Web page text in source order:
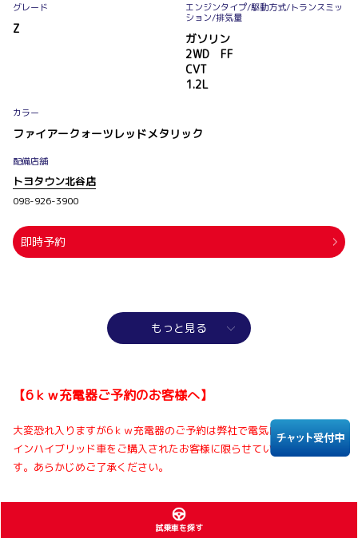
グレード
Z
エンジンタイプ/駆動方式/トランスミッ
ション/排気量
ガソリン
2WD FF
CVT
1.2L
カラー
ファイアークォーツレッドメタリック
配備店舗
トヨタウン北谷店
098-926-3900
即時予約
もっと見る
【6ｋｗ充電器ご予約のお客様へ】
大変恐れ入りますが6ｋｗ充電器のご予約は弊社で電気自動車・プラグ
インハイブリッド車をご購入されたお客様に限らせていただいておりま
す。あらかじめご了承ください。
試乗車を探す